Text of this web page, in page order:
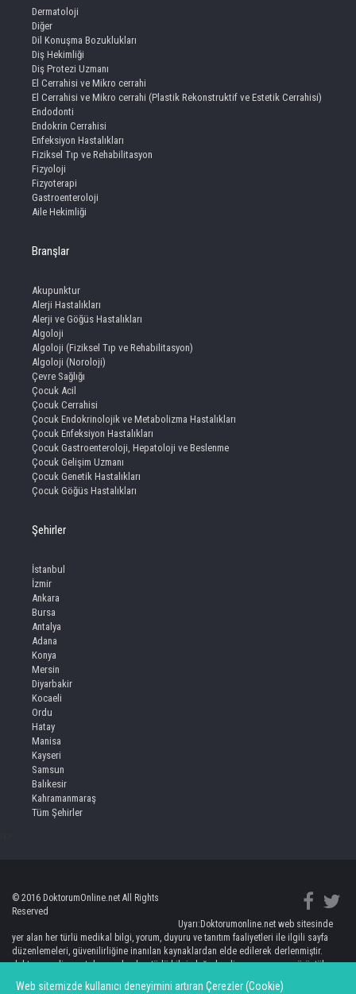
Web sitemizde kullanıcı deneyimini artıran Çerezler (Cookie)
Dermatoloji
Diğer
Dil Konuşma Bozuklukları
Diş Hekimliği
Diş Protezi Uzmanı
El Cerrahisi ve Mikro cerrahi
El Cerrahisi ve Mikro cerrahi (Plastik Rekonstruktif ve Estetik Cerrahisi)
Endodonti
Endokrin Cerrahisi
Enfeksiyon Hastalıkları
Fiziksel Tıp ve Rehabilitasyon
Fizyoloji
Fizyoterapi
Gastroenteroloji
Aile Hekimliği
Branşlar
Akupunktur
Alerji Hastalıkları
Alerji ve Göğüs Hastalıkları
Algoloji
Algoloji (Fiziksel Tıp ve Rehabilitasyon)
Algoloji (Noroloji)
Çevre Sağlığı
Çocuk Acil
Çocuk Cerrahisi
Çocuk Endokrinolojik ve Metabolizma Hastalıkları
Çocuk Enfeksiyon Hastalıkları
Çocuk Gastroenteroloji, Hepatoloji ve Beslenme
Çocuk Gelişim Uzmanı
Çocuk Genetik Hastalıkları
Çocuk Göğüs Hastalıkları
Şehirler
İstanbul
İzmir
Ankara
Bursa
Antalya
Adana
Konya
Mersin
Diyarbakir
Kocaeli
Ordu
Hatay
Manisa
Kayseri
Samsun
Balıkesir
Kahramanmaraş
Tüm Şehirler
© 2016 DoktorumOnline.net All Rights
Reserved
Uyarı:Doktorumonline.net web sitesinde
yer alan her türlü medikal bilgi, yorum, duyuru ve tanıtım faaliyetleri ile ilgili sayfa
düzenlemeleri, güvenilirliğine inanılan kaynaklardan elde edilerek derlenmiştir.
doktorumonline.net de yer alan her türlü bilgi, değerlendirme, yorum ve görüntüler
kişileri bilgilendirmeye yönelik olup, hiç bir şekilde kişinin doktorundan bağımsız